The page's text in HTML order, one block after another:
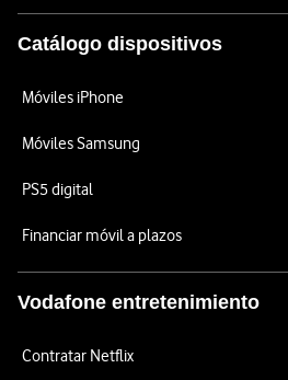
Catálogo dispositivos
Móviles iPhone
Móviles Samsung
PS5 digital
Financiar móvil a plazos
Vodafone entretenimiento
Contratar Netflix